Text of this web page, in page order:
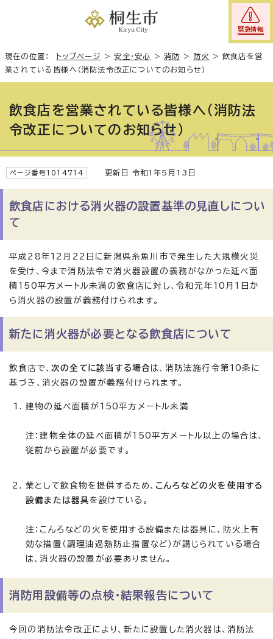
緊急情報
現在の位置： トップページ >安全・安心 >消防 > 防火 >飲食店を営
業されている皆様へ（消防法令改正についてのお知らせ）
飲食店を営業されている皆様へ（消防法
令改正についてのお知らせ）
ページ番号1014714 更新日 令和1年5月13日
飲食店における消火器の設置基準の見直しについ
て
平成28年12月22日に新潟県糸魚川市で発生した大規模火災
を受け、今まで消防法令で消火器設置の義務がなかった延べ面
積150平方メートル未満の飲食店に対し、令和元年10月1日か
ら消火器の設置が義務付けられます。
新たに消火器が必要となる飲食店について
飲食店で、 次の全てに該当する場合は、消防法施行令第10条に
基づき、消火器の設置が義務付けられます。
建物の延べ面積が150平方メートル未満
注：建物全体の延べ面積が150平方メートル以上の場合は、
従前から設置が必要です。
業として飲食物を提供するため、 こんろなどの火を使用する
設備または器具 を設けている。
注：こんろなどの火を使用する設備または器具に、防火上有
効な措置（調理油過熱防止措置など）が講じられている場合
は、消火器の設置が必要ありません。
消防用設備等の点検・結果報告について
今回の消防法令改正により、新たに設置した消火器は、消防法